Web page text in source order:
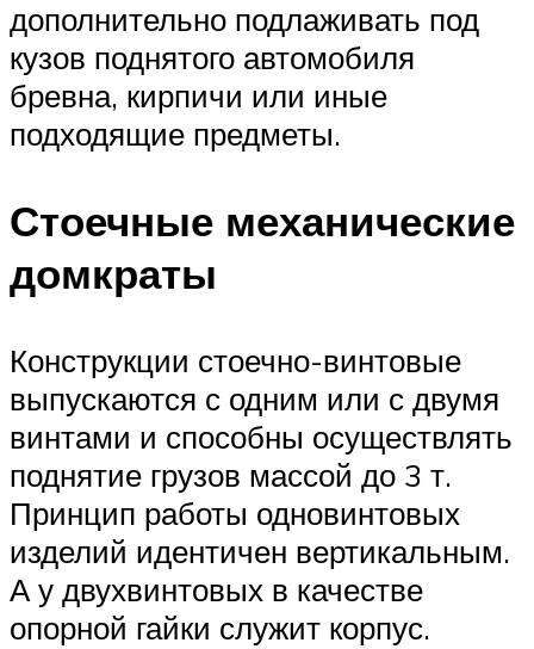
дополнительно подлаживать под
кузов поднятого автомобиля
бревна, кирпичи или иные
подходящие предметы.
Стоечные механические
домкраты
Конструкции стоечно-винтовые
выпускаются с одним или с двумя
винтами и способны осуществлять
поднятие грузов массой до 3 т.
Принцип работы одновинтовых
изделий идентичен вертикальным.
А у двухвинтовых в качестве
опорной гайки служит корпус.